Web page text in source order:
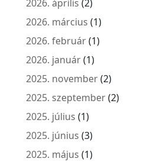
2026. április (2)
2026. március (1)
2026. február(1)
2026. január(1)
2025. november(2)
2025. szeptember(2)
2025. július (1)
2025. június (3)
2025. május (1)